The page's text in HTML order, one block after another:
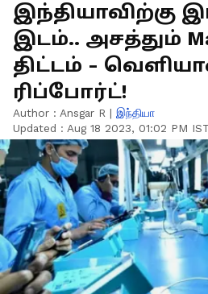
இந்தியாவிற்கு
இடம்.. அசத்தும்
திட்டம் -
ரிப்போர்ட்!
Author : Ansgar R | இந்தியா
Updated : Aug 18 2023, 01:02 PM IST